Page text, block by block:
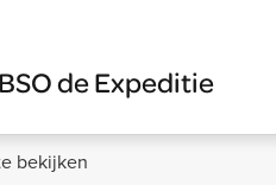
de Expeditie
bekijken